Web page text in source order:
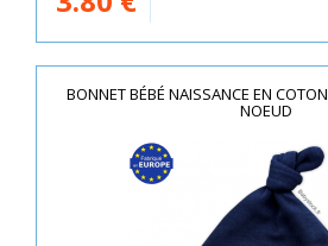
BONNET BÉBÉ NAISSANCE EN
NOEUD